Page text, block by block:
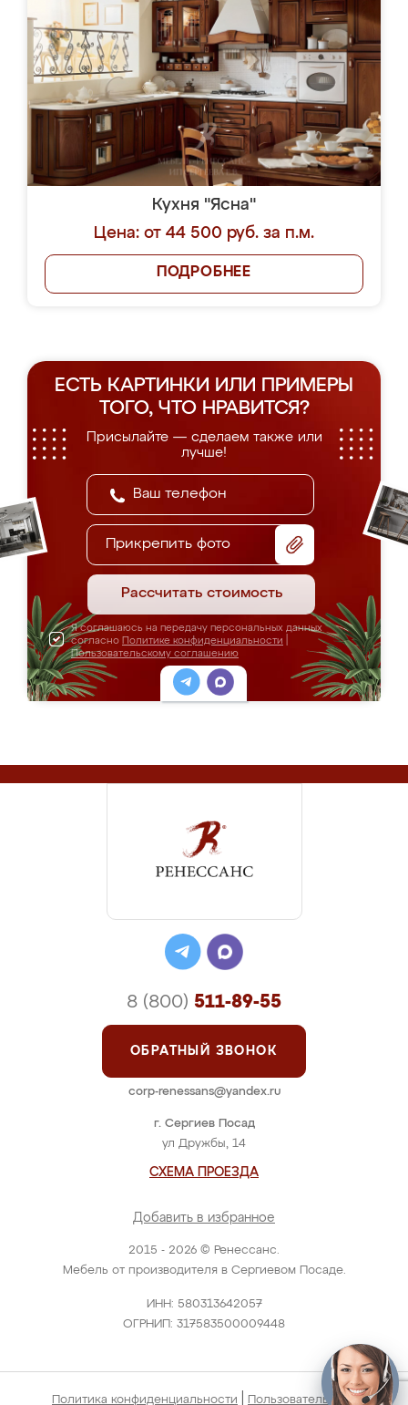
Кухня "Ясна"
Цена: от 44 500 руб. за п.м.
ПОДРОБНЕЕ
ЕСТЬ КАРТИНКИ ИЛИ ПРИМЕРЫ
ТОГО, ЧТО НРАВИТСЯ?
Присылайте — сделаем также или
лучше!
Прикрепить фото
Рассчитать стоимость
Я соглашаюсь на передачу персональных данных
согласно Политике конфиденциальности
Пользовательскому соглашению
2015 - 2026 © Ренессанс.
Мебель от производителя в Сергиевом Посаде.
ИНН: 580313642057
ОГРНИП: 317583500009448
г. Сергиев Посад
ул Дружбы, 14
СХЕМА ПРОЕЗДА
Добавить в избранное
8 (800) 511-89-55
ОБРАТНЫЙ ЗВОНОК
corp-renessans@yandex.ru
Политика конфиденциальности Пользовательское